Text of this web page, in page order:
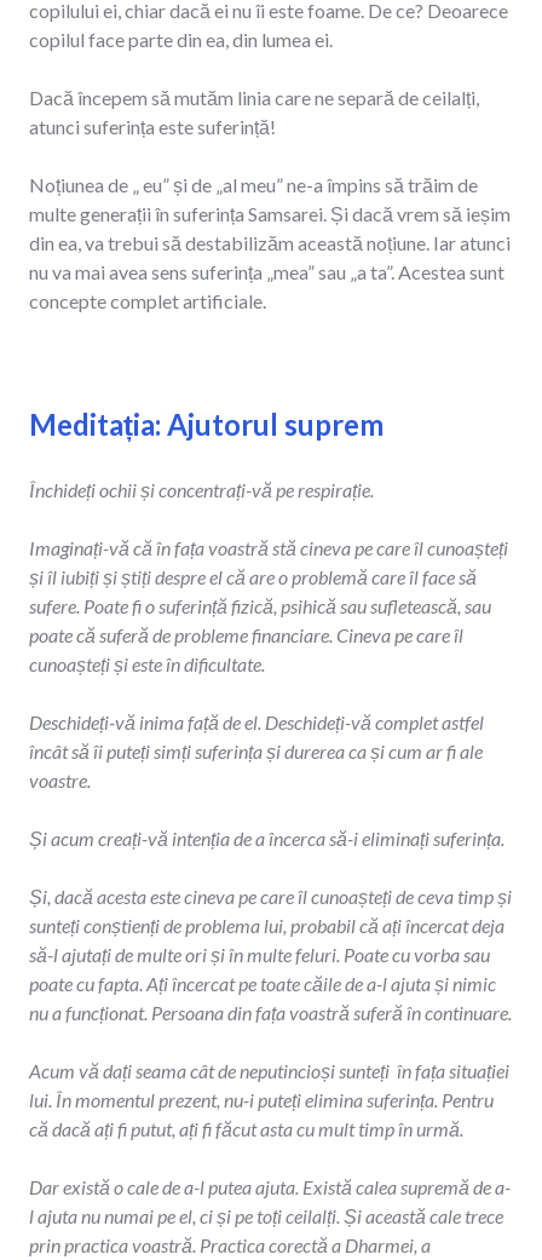
copilului ei, chiar dacă ei nu îi este foame. De ce? Deoarece
copilul face parte din ea, din lumea ei.
Dacă începem să mutăm linia care ne separă de ceilalți,
atunci suferința este suferință!
Noțiunea de „ eu” și de „al meu” ne-a împins să trăim de
multe generații în suferința Samsarei. Și dacă vrem să ieșim
din ea, va trebui să destabilizăm această noțiune. Iar atunci
nu va mai avea sens suferința „mea” sau „a ta”. Acestea sunt
concepte complet artificiale.
Meditația: Ajutorul suprem
Închideți ochii și concentrați-vă pe respirație.
Imaginați-vă că în fața voastră stă cineva pe care îl cunoașteți
și îl iubiți și știți despre el că are o problemă care îl face să
sufere. Poate fi o suferință fizică, psihică sau sufletească, sau
poate că suferă de probleme financiare. Cineva pe care îl
cunoașteți și este în dificultate.
Deschideți-vă inima față de el. Deschideți-vă complet astfel
încât să îi puteți simți suferința și durerea ca și cum ar fi ale
voastre.
Și acum creați-vă intenția de a încerca să-i eliminați suferința.
Și, dacă acesta este cineva pe care îl cunoașteți de ceva timp și
sunteți conștienți de problema lui, probabil că ați încercat deja
să-l ajutați de multe ori și în multe feluri. Poate cu vorba sau
poate cu fapta. Ați încercat pe toate căile de a-l ajuta și nimic
nu a funcționat. Persoana din fața voastră suferă în continuare.
Acum vă dați seama cât de neputincioși sunteți în fața situației
lui. În momentul prezent, nu-i puteți elimina suferința. Pentru
că dacă ați fi putut, ați fi făcut asta cu mult timp în urmă.
Dar există o cale de a-l putea ajuta. Există calea supremă de a-
l ajuta nu numai pe el, ci și pe toți ceilalți. Și această cale trece
prin practica voastră. Practica corectă a Dharmei, a